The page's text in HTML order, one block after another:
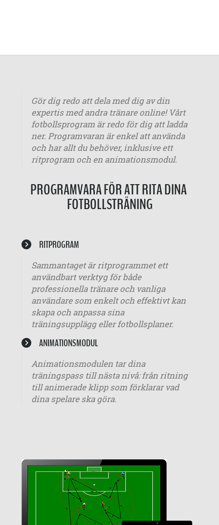
Gör dig redo att dela med dig av din
expertis med andra tränare online! Vårt
fotbollsprogram är redo för dig att ladda
ner. Programvaran är enkel att använda
och har allt du behöver, inklusive ett
ritprogram och en animationsmodul.
PROGRAMVARA FÖR ATT RITA DINA
FOTBOLLSTRÄNING
RITPROGRAM
Sammantaget är ritprogrammet ett
användbart verktyg för både
professionella tränare och vanliga
användare som enkelt och effektivt kan
skapa och anpassa sina
träningsupplägg eller fotbollsplaner.
ANIMATIONSMODUL
Animationsmodulen tar dina
träningspass till nästa nivå: från ritning
till animerade klipp som förklarar vad
dina spelare ska göra.